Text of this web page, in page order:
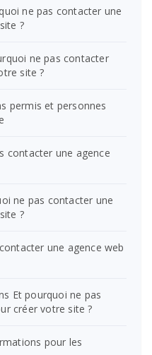
ne pas contacter une
?
ne pas contacter
site ?
permis et personnes
contacter une agence
ne pas contacter une
?
une agence web
Et pourquoi ne pas
créer votre site ?
pour les